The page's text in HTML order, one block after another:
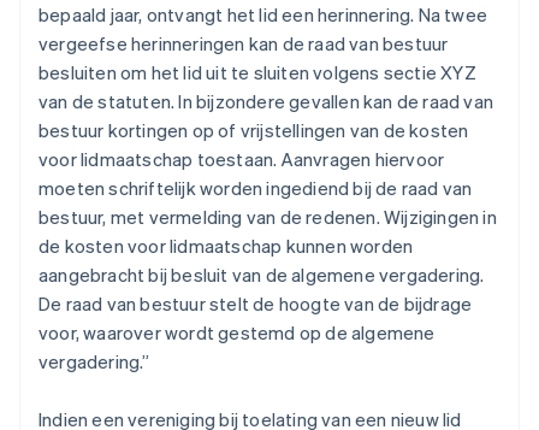
bepaald jaar, ontvangt het lid een herinnering. Na twee
vergeefse herinneringen kan de raad van bestuur
besluiten om het lid uit te sluiten volgens sectie XYZ
van de statuten. In bijzondere gevallen kan de raad van
bestuur kortingen op of vrijstellingen van de kosten
voor lidmaatschap toestaan. Aanvragen hiervoor
moeten schriftelijk worden ingediend bij de raad van
bestuur, met vermelding van de redenen. Wijzigingen in
de kosten voor lidmaatschap kunnen worden
aangebracht bij besluit van de algemene vergadering.
De raad van bestuur stelt de hoogte van de bijdrage
voor, waarover wordt gestemd op de algemene
vergadering.”
Indien een vereniging bij toelating van een nieuw lid